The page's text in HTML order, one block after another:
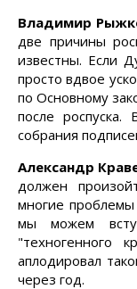
Владимир
две причины
известны. Если
просто вдвое
по Основному
после
собрания
Александр
должен
многие
мы можем
"техногенного
аплодировал
через год.